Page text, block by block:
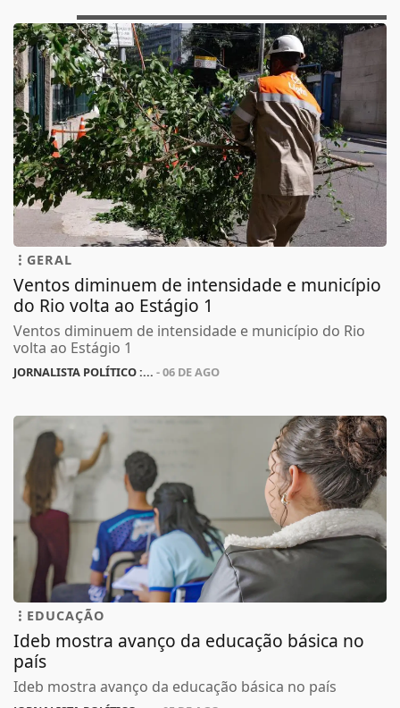
GERAL
Ventos diminuem de intensidade e município
do Rio volta ao Estágio 1
Ventos diminuem de intensidade e município do Rio
volta ao Estágio 1
JORNALISTA POLÍTICO :... - 06 DE AGO
EDUCAÇÃO
Ideb mostra avanço da educação básica no
país
Ideb mostra avanço da educação básica no país